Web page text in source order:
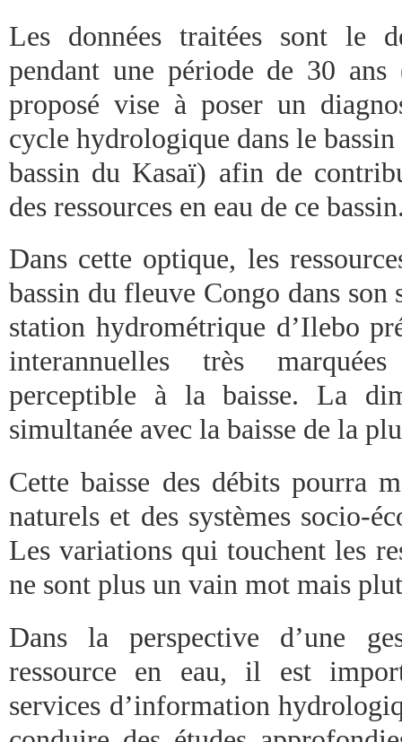
Les données traitées sont le
pendant une période de 30
proposé vise à poser un
cycle hydrologique dans le
bassin du Kasaï) afin de
des ressources en eau de ce
Dans cette optique, les
bassin du fleuve Congo dans son
station hydrométrique d’Ilebo
interannuelles très
perceptible à la baisse. La
simultanée avec la baisse de la
Cette baisse des débits pourra
naturels et des systèmes socio-
Les variations qui touchent les
ne sont plus un vain mot mais
Dans la perspective d’une
ressource en eau, il est
services d’information